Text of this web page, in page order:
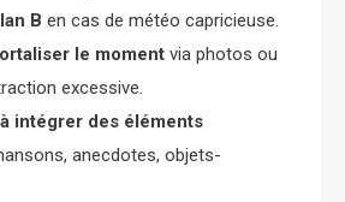
B en cas de météo capricieuse.
le moment via photos ou
excessive.
intégrer des éléments
anecdotes, objets-